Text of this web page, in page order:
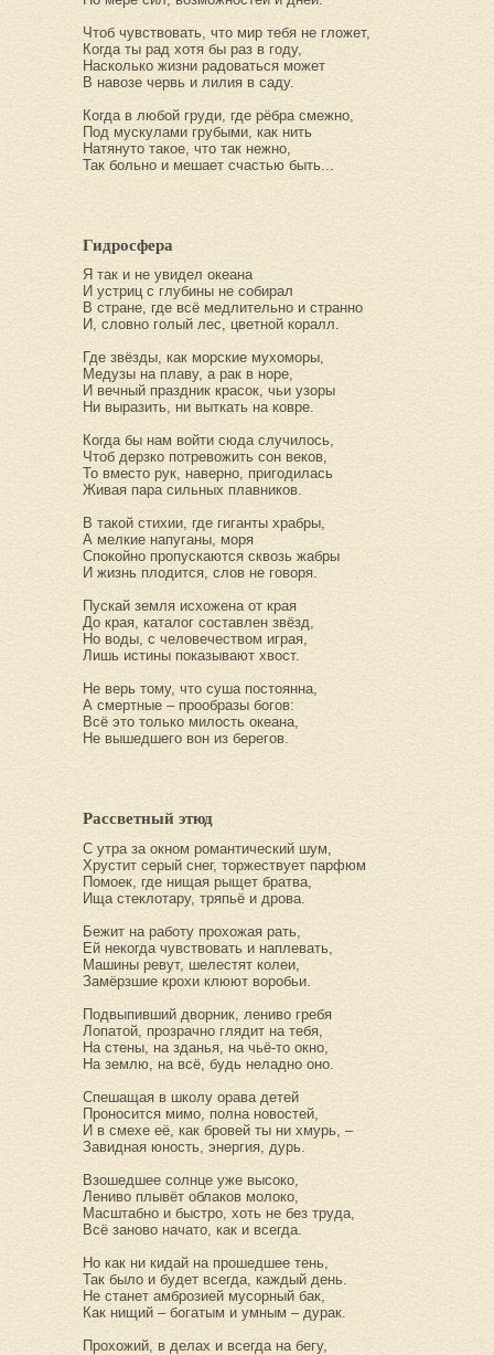
Чтоб чувствовать, что мир тебя не гложет,
Когда ты рад хотя бы раз в году,
Насколько жизни радоваться может
В навозе червь и лилия в саду.
Когда в любой груди, где рёбра смежно,
Под мускулами грубыми, как нить
Натянуто такое, что так нежно,
Так больно и мешает счастью быть...
Гидросфера
Я так и не увидел океана
И устриц с глубины не собирал
В стране, где всё медлительно и странно
И, словно голый лес, цветной коралл.
Где звёзды, как морские мухоморы,
Медузы на плаву, а рак в норе,
И вечный праздник красок, чьи узоры
Ни выразить, ни выткать на ковре.
Когда бы нам войти сюда случилось,
Чтоб дерзко потревожить сон веков,
То вместо рук, наверно, пригодилась
Живая пара сильных плавников.
В такой стихии, где гиганты храбры,
А мелкие напуганы, моря
Спокойно пропускаются сквозь жабры
И жизнь плодится, слов не говоря.
Пускай земля исхожена от края
До края, каталог составлен звёзд,
Но воды, с человечеством играя,
Лишь истины показывают хвост.
Не верь тому, что суша постоянна,
А смертные – прообразы богов:
Всё это только милость океана,
Не вышедшего вон из берегов.
Рассветный этюд
С утра за окном романтический шум,
Хрустит серый снег, торжествует парфюм
Помоек, где нищая рыщет братва,
Ища стеклотару, тряпьё и дрова.
Бежит на работу прохожая рать,
Ей некогда чувствовать и наплевать,
Машины ревут, шелестят колеи,
Замёрзшие крохи клюют воробьи.
Подвыпивший дворник, лениво гребя
Лопатой, прозрачно глядит на тебя,
На стены, на зданья, на чьё-то окно,
На землю, на всё, будь неладно оно.
Спешащая в школу орава детей
Проносится мимо, полна новостей,
И в смехе её, как бровей ты ни хмурь, –
Завидная юность, энергия, дурь.
Взошедшее солнце уже высоко,
Лениво плывёт облаков молоко,
Масштабно и быстро, хоть не без труда,
Всё заново начато, как и всегда.
Но как ни кидай на прошедшее тень,
Так было и будет всегда, каждый день.
Не станет амброзией мусорный бак,
Как нищий – богатым и умным – дурак.
Прохожий, в делах и всегда на бегу,